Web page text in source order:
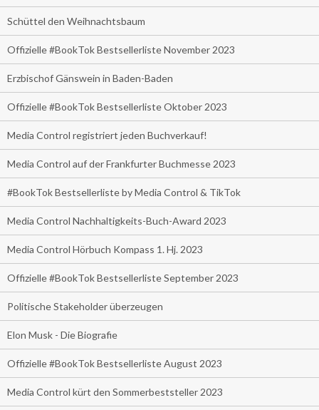
Schüttel den Weihnachtsbaum
Offizielle #BookTok Bestsellerliste November 2023
Erzbischof Gänswein in Baden-Baden
Offizielle #BookTok Bestsellerliste Oktober 2023
Media Control registriert jeden Buchverkauf!
Media Control auf der Frankfurter Buchmesse 2023
#BookTok Bestsellerliste by Media Control & TikTok
Media Control Nachhaltigkeits-Buch-Award 2023
Media Control Hörbuch Kompass 1. Hj. 2023
Offizielle #BookTok Bestsellerliste September 2023
Politische Stakeholder überzeugen
Elon Musk - Die Biografie
Offizielle #BookTok Bestsellerliste August 2023
Media Control kürt den Sommerbeststeller 2023